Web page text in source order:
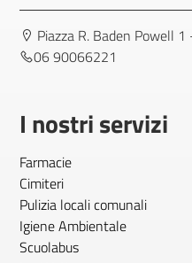
Piazza R. Baden Powell
06 90066221
I nostri servizi
Farmacie
Cimiteri
Pulizia locali comunali
Igiene Ambientale
Scuolabus